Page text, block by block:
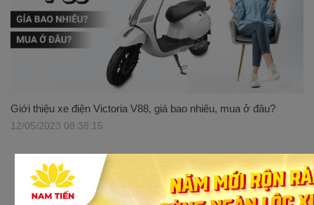
Giới thiệu xe điện Victoria V88, giá bao nhiêu, mua ở đâu?
12/05/2023 08:38:15